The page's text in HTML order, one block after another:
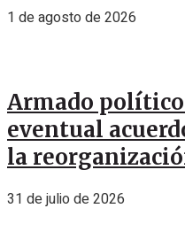
1 de agosto de 2026
Armado político
eventual
la
31 de julio de 2026